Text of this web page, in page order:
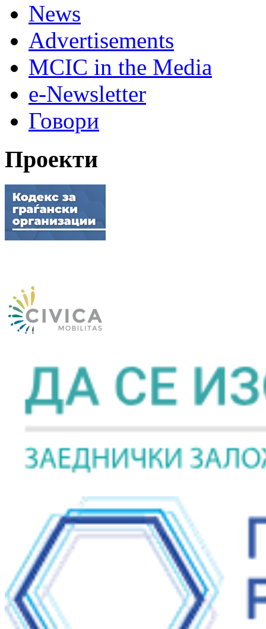
News
Advertisements
MCIC in the Media
e-Newsletter
Говори
Проекти